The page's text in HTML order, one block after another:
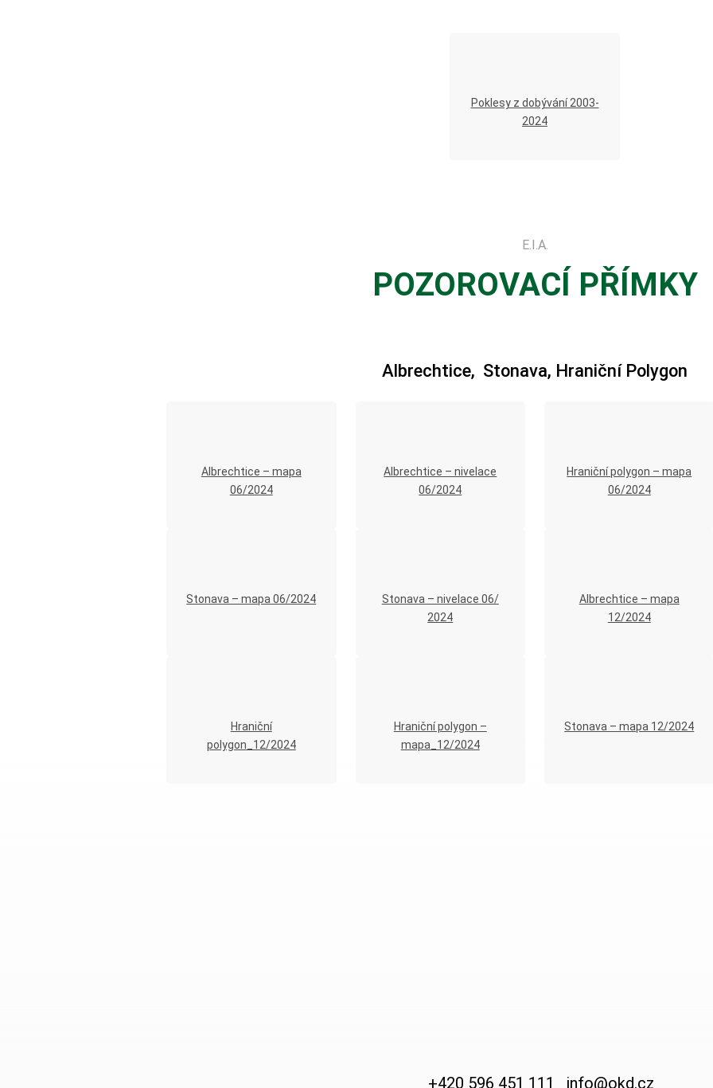
Poklesy z dobývání 2003-
2024
E.I.A.
POZOROVACÍ PŘÍMKY
Albrechtice, Stonava, Hraniční Polygon
Albrechtice – mapa
06/2024
Albrechtice – nivelace
06/2024
Hraniční polygon – mapa
06/2024
Stonava – mapa 06/2024
Stonava – nivelace 06/
2024
Albrechtice – mapa
12/2024
Hraniční
polygon_12/2024
Hraniční polygon –
mapa_12/2024
Stonava – mapa 12/2024
+420 596 451 111 info@okd.cz